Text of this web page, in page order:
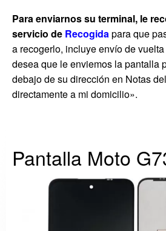
Para enviarnos su terminal, le
servicio de Recogidapara que
a recogerlo, incluye envío de
desea que le enviemos la pantalla
debajo de su dirección en Notas
directamente a mi domicilio».
Pantalla Moto